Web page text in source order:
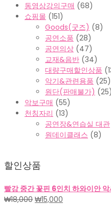
동영상강의구매 (68)
쇼핑몰 (151)
Goods(굿즈) (8)
공연소품 (28)
공연의상 (47)
교재&음반 (34)
대량구매할인상품
악기&관련용품 (25)
원단(판매불가) (25)
악보구매 (55)
천칭자리 (13)
공연장&연습실 대관
원데이클래스 (8)
할인상품
빨강 중간 꽃핀 6인치 하와이안
₩18,000 원
₩15,000